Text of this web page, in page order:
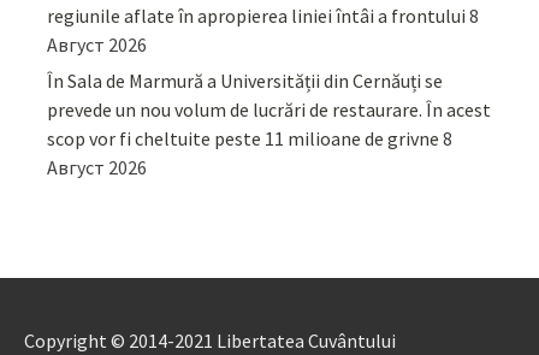
regiunile aflate în apropierea liniei întâi a frontului 8
Август 2026
În Sala de Marmură a Universității din Cernăuți se
prevede un nou volum de lucrări de restaurare. În acest
scop vor fi cheltuite peste 11 milioane de grivne 8
Август 2026
Copyright © 2014-2021 Libertatea Cuvântului